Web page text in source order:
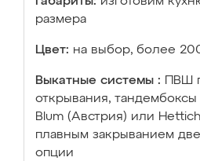
размера
Цвет: на выбор, более
Выкатные системы :
ПВШ
открывания, тандембоксы
Blum (Австрия) или
плавным закрыванием
опции